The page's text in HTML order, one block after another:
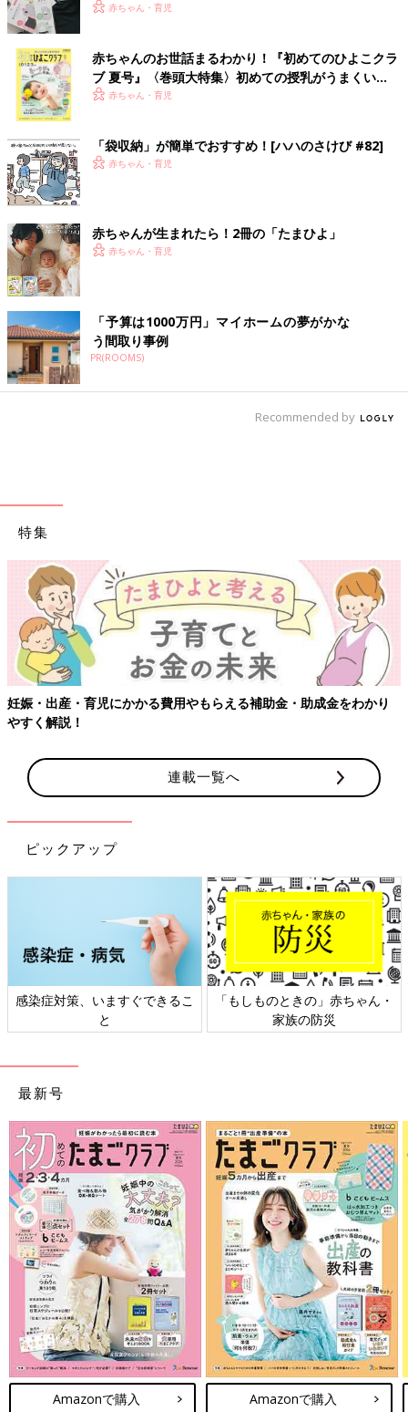
赤ちゃん・育児
赤ちゃんのお世話まるわかり！『初めてのひよこクラ
ブ 夏号』〈巻頭大特集〉初めての授乳がうまくい
く！ おっぱい・ミルクの基本と夏のトラブル 解決テ
赤ちゃん・育児
「袋収納」が簡単でおすすめ！[ハハのさけび #82]
赤ちゃん・育児
赤ちゃんが生まれたら！2冊の「たまひよ」
赤ちゃん・育児
「予算は1000万円」マイホームの夢がかな
う間取り事例
PR(ROOMS)
Recommended by
特集
金をわかり 【ワクチン接種できるものも】妊婦の感染症対策、
連載一覧へ
ピックアップ
の」赤ちゃん・
日本外来小児科学会リーフレッ
六星占術 細木
最新号
Amazonで購入 Amazonで購入